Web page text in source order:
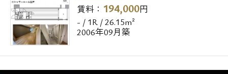
賃料： 194,000円
- / 1R / 26.15m²
2006年09月築